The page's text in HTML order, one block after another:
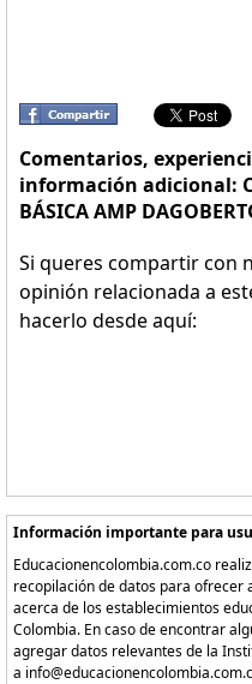
Comentarios,
información adicional:
BÁSICA AMP
Si queres compartir con
opinión relacionada a
hacerlo desde aquí:
Información importante para
Educacionencolombia.com.co
recopilación de datos para ofrecer
acerca de los establecimientos
Colombia. En caso de encontrar
agregar datos relevantes de la
a